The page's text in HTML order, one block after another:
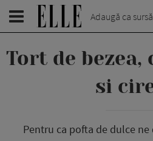
Adaugă ca sursă
Tort de bezea,
si
Pentru ca pofta de dulce ne